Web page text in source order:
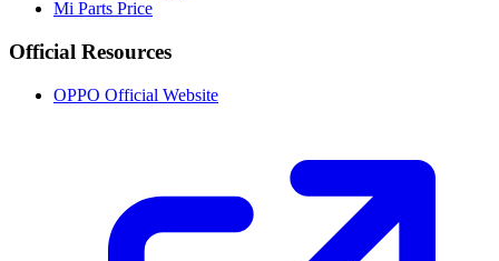
Mi Parts Price
Official Resources
OPPO Official Website